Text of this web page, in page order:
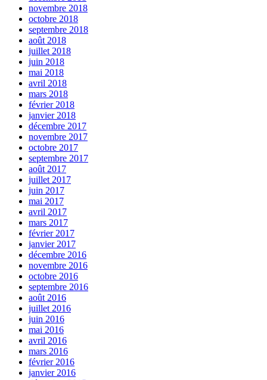
novembre 2018
octobre 2018
septembre 2018
août 2018
juillet 2018
juin 2018
mai 2018
avril 2018
mars 2018
février 2018
janvier 2018
décembre 2017
novembre 2017
octobre 2017
septembre 2017
août 2017
juillet 2017
juin 2017
mai 2017
avril 2017
mars 2017
février 2017
janvier 2017
décembre 2016
novembre 2016
octobre 2016
septembre 2016
août 2016
juillet 2016
juin 2016
mai 2016
avril 2016
mars 2016
février 2016
janvier 2016